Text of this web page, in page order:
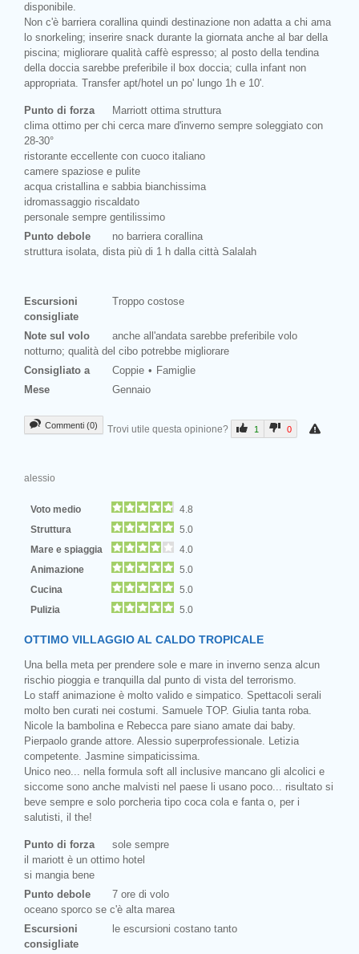
disponibile.
Non c'è barriera corallina quindi destinazione non adatta a chi ama
lo snorkeling; inserire snack durante la giornata anche al bar della
piscina; migliorare qualità caffè espresso; al posto della tendina
della doccia sarebbe preferibile il box doccia; culla infant non
appropriata. Transfer apt/hotel un po' lungo 1h e 10'.
Punto di forza
Marriott ottima struttura
clima ottimo per chi cerca mare d'inverno sempre soleggiato con
28-30°
ristorante eccellente con cuoco italiano
camere spaziose e pulite
acqua cristallina e sabbia bianchissima
idromassaggio riscaldato
personale sempre gentilissimo
Punto debole
no barriera corallina
struttura isolata, dista più di 1 h dalla città Salalah
Escursioni
consigliate
Troppo costose
Note sul volo
anche all'andata sarebbe preferibile volo
notturno; qualità del cibo potrebbe migliorare
Consigliato a
Coppie
Famiglie
Mese
Gennaio
Commenti (0) Trovi utile questa opinione? 1 0
alessio
Voto medio
4.8
Struttura
5.0
Mare e spiaggia
4.0
Animazione
5.0
Cucina
5.0
Pulizia
5.0
OTTIMO VILLAGGIO AL CALDO TROPICALE
Una bella meta per prendere sole e mare in inverno senza alcun
rischio pioggia e tranquilla dal punto di vista del terrorismo.
Lo staff animazione è molto valido e simpatico. Spettacoli serali
molto ben curati nei costumi. Samuele TOP. Giulia tanta roba.
Nicole la bambolina e Rebecca pare siano amate dai baby.
Pierpaolo grande attore. Alessio superprofessionale. Letizia
competente. Jasmine simpaticissima.
Unico neo... nella formula soft all inclusive mancano gli alcolici e
siccome sono anche malvisti nel paese li usano poco... risultato si
beve sempre e solo porcheria tipo coca cola e fanta o, per i
salutisti, il the!
Punto di forza
sole sempre
il mariott è un ottimo hotel
si mangia bene
Punto debole
7 ore di volo
oceano sporco se c'è alta marea
Escursioni
consigliate
le escursioni costano tanto